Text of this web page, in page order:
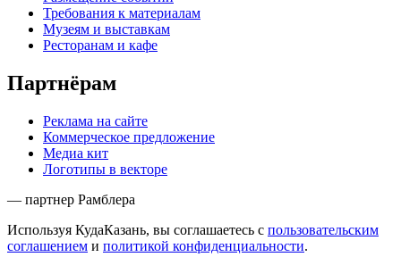
Требования к материалам
Музеям и выставкам
Ресторанам и кафе
Партнёрам
Реклама на сайте
Коммерческое предложение
Медиа кит
Логотипы в векторе
— партнер Рамблера
Используя КудаКазань, вы соглашаетесь с пользовательским
соглашением и политикой конфиденциальности.